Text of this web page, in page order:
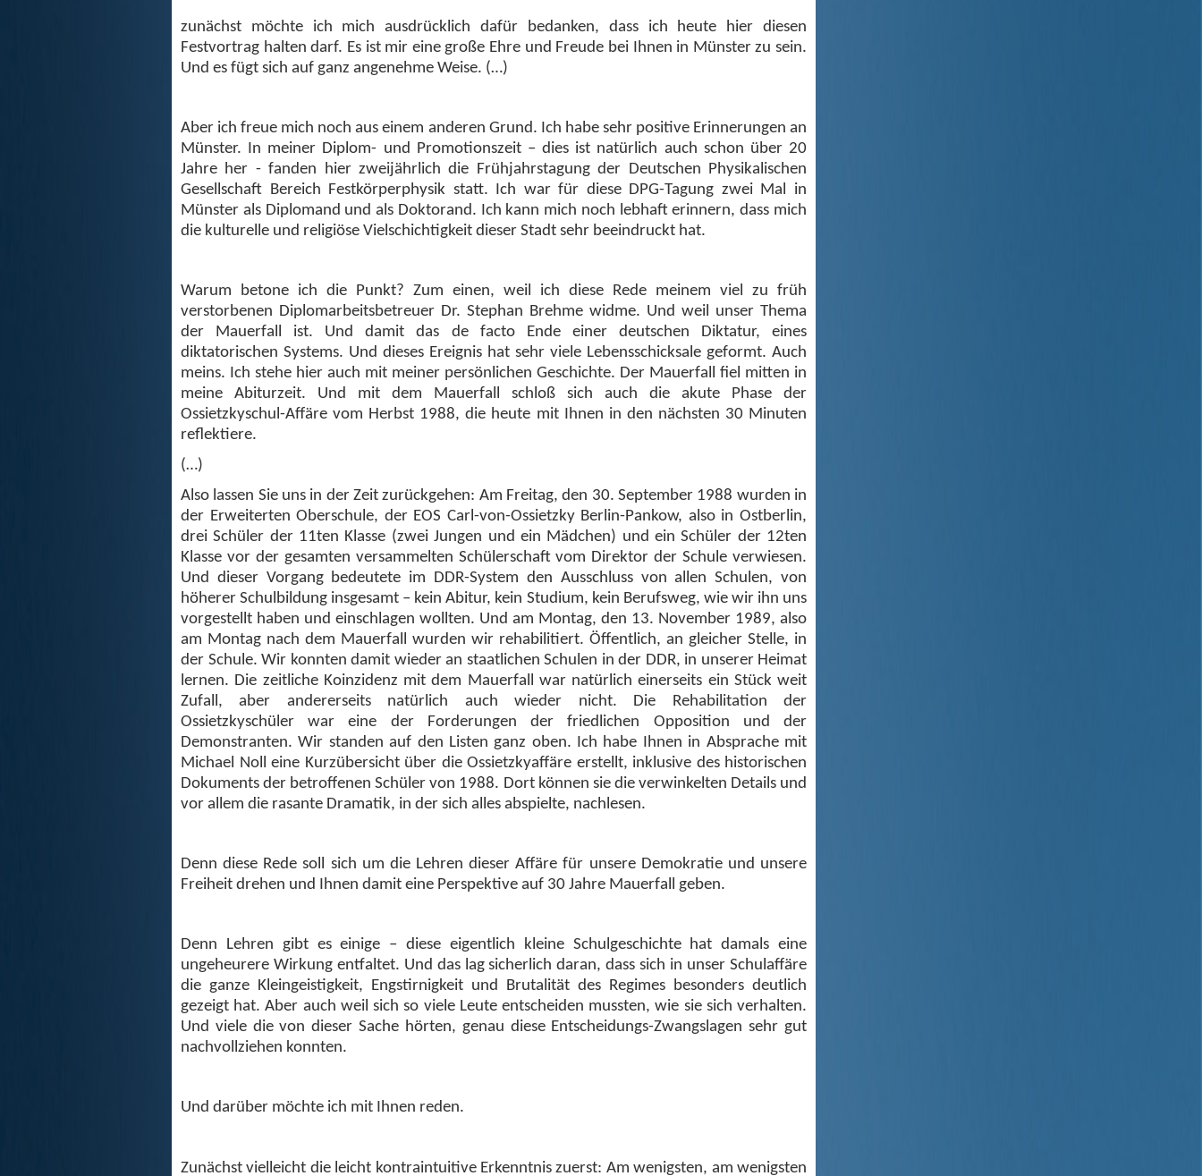
zunächst möchte ich mich ausdrücklich dafür bedanken, dass ich heute hier diesen
Festvortrag halten darf. Es ist mir eine große Ehre und Freude bei Ihnen in Münster zu sein.
Und es fügt sich auf ganz angenehme Weise. (…)
Aber ich freue mich noch aus einem anderen Grund. Ich habe sehr positive Erinnerungen an
Münster. In meiner Diplom- und Promotionszeit – dies ist natürlich auch schon über 20
Jahre her - fanden hier zweijährlich die Frühjahrstagung der Deutschen Physikalischen
Gesellschaft Bereich Festkörperphysik statt. Ich war für diese DPG-Tagung zwei Mal in
Münster als Diplomand und als Doktorand. Ich kann mich noch lebhaft erinnern, dass mich
die kulturelle und religiöse Vielschichtigkeit dieser Stadt sehr beeindruckt hat.
Warum betone ich die Punkt? Zum einen, weil ich diese Rede meinem viel zu früh
verstorbenen Diplomarbeitsbetreuer Dr. Stephan Brehme widme. Und weil unser Thema
der Mauerfall ist. Und damit das de facto Ende einer deutschen Diktatur, eines
diktatorischen Systems. Und dieses Ereignis hat sehr viele Lebensschicksale geformt. Auch
meins. Ich stehe hier auch mit meiner persönlichen Geschichte. Der Mauerfall fiel mitten in
meine Abiturzeit. Und mit dem Mauerfall schloß sich auch die akute Phase der
Ossietzkyschul-Affäre vom Herbst 1988, die heute mit Ihnen in den nächsten 30 Minuten
reflektiere.
(…)
Also lassen Sie uns in der Zeit zurückgehen: Am Freitag, den 30. September 1988 wurden in
der Erweiterten Oberschule, der EOS Carl-von-Ossietzky Berlin-Pankow, also in Ostberlin,
drei Schüler der 11ten Klasse (zwei Jungen und ein Mädchen) und ein Schüler der 12ten
Klasse vor der gesamten versammelten Schülerschaft vom Direktor der Schule verwiesen.
Und dieser Vorgang bedeutete im DDR-System den Ausschluss von allen Schulen, von
höherer Schulbildung insgesamt – kein Abitur, kein Studium, kein Berufsweg, wie wir ihn uns
vorgestellt haben und einschlagen wollten. Und am Montag, den 13. November 1989, also
am Montag nach dem Mauerfall wurden wir rehabilitiert. Öffentlich, an gleicher Stelle, in
der Schule. Wir konnten damit wieder an staatlichen Schulen in der DDR, in unserer Heimat
lernen. Die zeitliche Koinzidenz mit dem Mauerfall war natürlich einerseits ein Stück weit
Zufall, aber andererseits natürlich auch wieder nicht. Die Rehabilitation der
Ossietzkyschüler war eine der Forderungen der friedlichen Opposition und der
Demonstranten. Wir standen auf den Listen ganz oben. Ich habe Ihnen in Absprache mit
Michael Noll eine Kurzübersicht über die Ossietzkyaffäre erstellt, inklusive des historischen
Dokuments der betroffenen Schüler von 1988. Dort können sie die verwinkelten Details und
vor allem die rasante Dramatik, in der sich alles abspielte, nachlesen.
Denn diese Rede soll sich um die Lehren dieser Affäre für unsere Demokratie und unsere
Freiheit drehen und Ihnen damit eine Perspektive auf 30 Jahre Mauerfall geben.
Denn Lehren gibt es einige – diese eigentlich kleine Schulgeschichte hat damals eine
ungeheurere Wirkung entfaltet. Und das lag sicherlich daran, dass sich in unser Schulaffäre
die ganze Kleingeistigkeit, Engstirnigkeit und Brutalität des Regimes besonders deutlich
gezeigt hat. Aber auch weil sich so viele Leute entscheiden mussten, wie sie sich verhalten.
Und viele die von dieser Sache hörten, genau diese Entscheidungs-Zwangslagen sehr gut
nachvollziehen konnten.
Und darüber möchte ich mit Ihnen reden.
Zunächst vielleicht die leicht kontraintuitive Erkenntnis zuerst: Am wenigsten, am wenigsten